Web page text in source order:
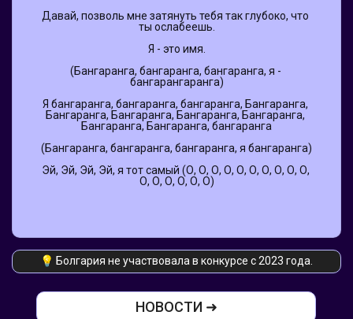
Давай, позволь мне затянуть тебя так глубоко, что
ты ослабеешь.
Я - это имя.
(Бангаранга, бангаранга, бангаранга, я -
бангарангаранга)
Я бангаранга, бангаранга, бангаранга, Бангаранга,
Бангаранга, Бангаранга, Бангаранга, Бангаранга,
Бангаранга, Бангаранга, бангаранга
(Бангаранга, бангаранга, бангаранга, я бангаранга)
Эй, Эй, Эй, Эй, я тот самый (О, О, О, О, О, О, О, О, О, О,
О, О, О, О, О, О)
💡 Болгария не участвовала в конкурсе с 2023 года.
НОВОСТИ ➜